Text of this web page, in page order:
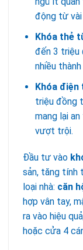
động từ vài
Khóa thẻ
đến 3 triệu
nhiều thành
Khóa điện
triệu đồng
mang lại
vượt trội.
Đầu tư vào
sản, tăng tính
loại nhà: căn
hợp vân tay,
ra vào hiệu
hoặc cửa 4